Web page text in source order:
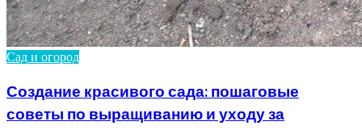
Сад и огород
Создание красивого сада: пошаговые
советы по выращиванию и уходу за